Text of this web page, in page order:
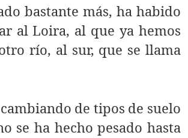
bastante más, ha habido
al Loira, al que ya hemos
río, al sur, que se llama
de tipos de suelo
se ha hecho pesado hasta